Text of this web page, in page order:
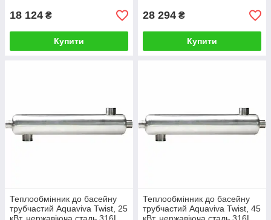
18 124 ₴
Купити
28 294 ₴
Купити
Теплообмінник до басейну
трубчастий Aquaviva Twist, 25
Теплообмінник до басейну
трубчастий Aquaviva Twist, 45